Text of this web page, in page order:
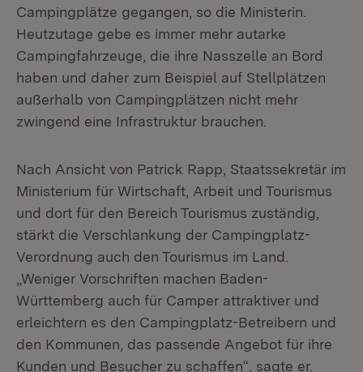
Campingplätze gegangen, so die Ministerin.
Heutzutage gebe es immer mehr autarke
Campingfahrzeuge, die ihre Nasszelle an Bord
haben und daher zum Beispiel auf Stellplätzen
außerhalb von Campingplätzen nicht mehr
zwingend eine Infrastruktur brauchen.
Nach Ansicht von Patrick Rapp, Staatssekretär im
Ministerium für Wirtschaft, Arbeit und Tourismus
und dort für den Bereich Tourismus zuständig,
stärkt die Verschlankung der Campingplatz-
Verordnung auch den Tourismus im Land.
„Weniger Vorschriften machen Baden-
Württemberg auch für Camper attraktiver und
erleichtern es den Campingplatz-Betreibern und
den Kommunen, das passende Angebot für ihre
Kunden und Besucher zu schaffen“, sagte er.